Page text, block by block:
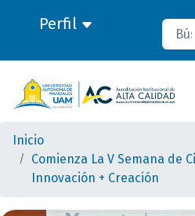
Perfil Buscar
Inicio
Comienza La V Semana de
Innovación + Creación